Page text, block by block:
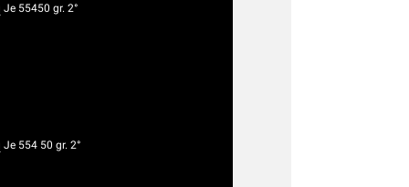
Je 55450 gr. 2°
Je 554 50 gr. 2°